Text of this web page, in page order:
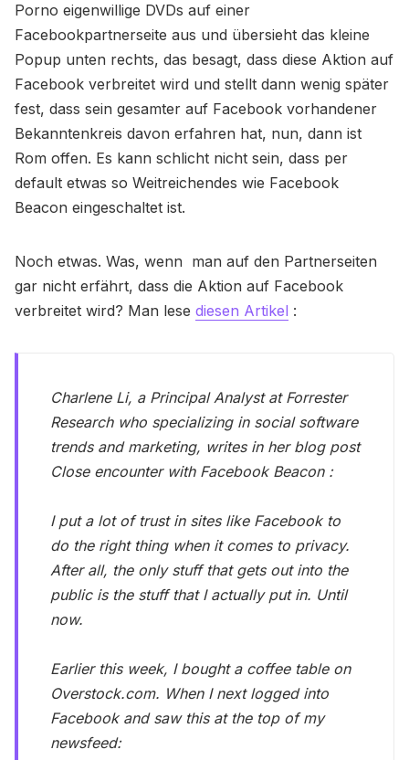
Porno eigenwillige DVDs auf einer
Facebookpartnerseite aus und übersieht das kleine
Popup unten rechts, das besagt, dass diese Aktion auf
Facebook verbreitet wird und stellt dann wenig später
fest, dass sein gesamter auf Facebook vorhandener
Bekanntenkreis davon erfahren hat, nun, dann ist
Rom offen. Es kann schlicht nicht sein, dass per
default etwas so Weitreichendes wie Facebook
Beacon eingeschaltet ist.
Noch etwas. Was, wenn man auf den Partnerseiten
gar nicht erfährt, dass die Aktion auf Facebook
verbreitet wird? Man lese diesen Artikel :
Charlene Li, a Principal Analyst at Forrester
Research who specializing in social software
trends and marketing, writes in her blog post
Close encounter with Facebook Beacon :
I put a lot of trust in sites like Facebook to
do the right thing when it comes to privacy.
After all, the only stuff that gets out into the
public is the stuff that I actually put in. Until
now.
Earlier this week, I bought a coffee table on
Overstock.com. When I next logged into
Facebook and saw this at the top of my
newsfeed: